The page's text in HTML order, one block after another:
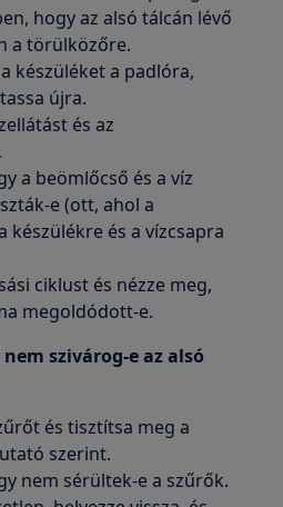
hogy az alsó tálcán lévő
a törülközőre.
készüléket a padlóra,
újra.
és az
a beömlőcső és a víz
e (ott, ahol a
készülékre és a vízcsapra
ciklust és nézze meg,
megoldódott-e.
szivárog-e az alsó
és tisztítsa meg a
szerint.
nem sérültek-e a szűrők.